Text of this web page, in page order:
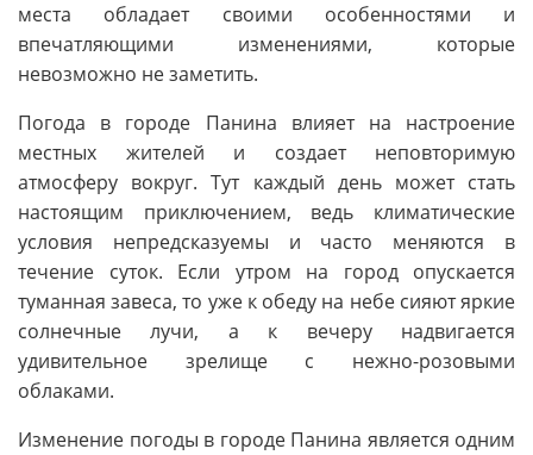
места обладает своими особенностями и
впечатляющими изменениями, которые
невозможно не заметить.
Погода в городе Панина влияет на настроение
местных жителей и создает неповторимую
атмосферу вокруг. Тут каждый день может стать
настоящим приключением, ведь климатические
условия непредсказуемы и часто меняются в
течение суток. Если утром на город опускается
туманная завеса, то уже к обеду на небе сияют яркие
солнечные лучи, а к вечеру надвигается
удивительное зрелище с нежно-розовыми
облаками.
Изменение погоды в городе Панина является одним